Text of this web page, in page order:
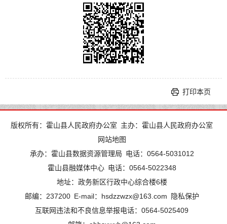
打印本页
版权所有：霍山县人民政府办公室 主办：霍山县人民政府办公室
网站地图
承办：霍山县数据资源管理局 电话：0564-5031012
霍山县融媒体中心 电话：0564-5022348
地址：政务新区行政中心综合楼6楼
邮编：237200 E-mail：hsdzzwzx@163.com
隐私保护
互联网违法和不良信息举报电话：0564-5025409